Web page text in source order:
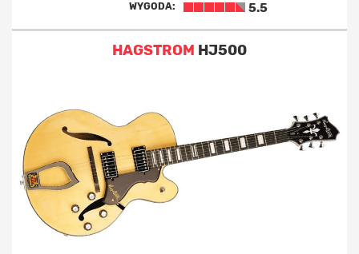
WYGODA: 5.5
HAGSTROM HJ500